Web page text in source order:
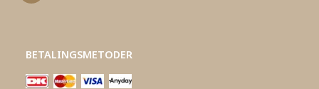
BETALINGSMETODER